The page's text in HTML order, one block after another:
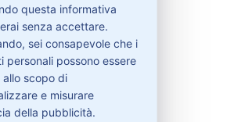
Contatti
329-30.78.513
questa informativa
senza accettare.
sei consapevole che i
personali possono essere
allo scopo di
e misurare
della pubblicità.